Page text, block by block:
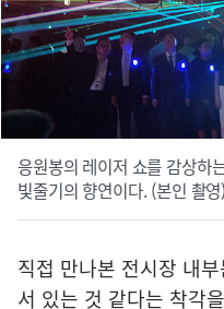
응원봉의 레이저 쇼를 감상하
빛줄기의 향연이다. (본인 촬영)
직접 만나본 전시장 내
서 있는 것 같다는 착각